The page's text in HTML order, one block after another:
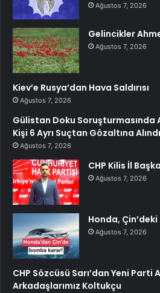
Ağustos 7, 2026
Gelincikler
Ağustos 7, 2026
Kiev’e Rusya’dan Hava Saldırısı
Ağustos 7, 2026
Gülistan Doku Soruşturmasında
Kişi 6 Ayrı Suçtan Gözaltına Alındı
Ağustos 7, 2026
CHP Kilis İl
Ağustos 7, 2026
Honda, Çin’deki
Ağustos 7, 2026
CHP Sözcüsü Sarı’dan Yeni Parti
Arkadaşlarımız Koltukçu